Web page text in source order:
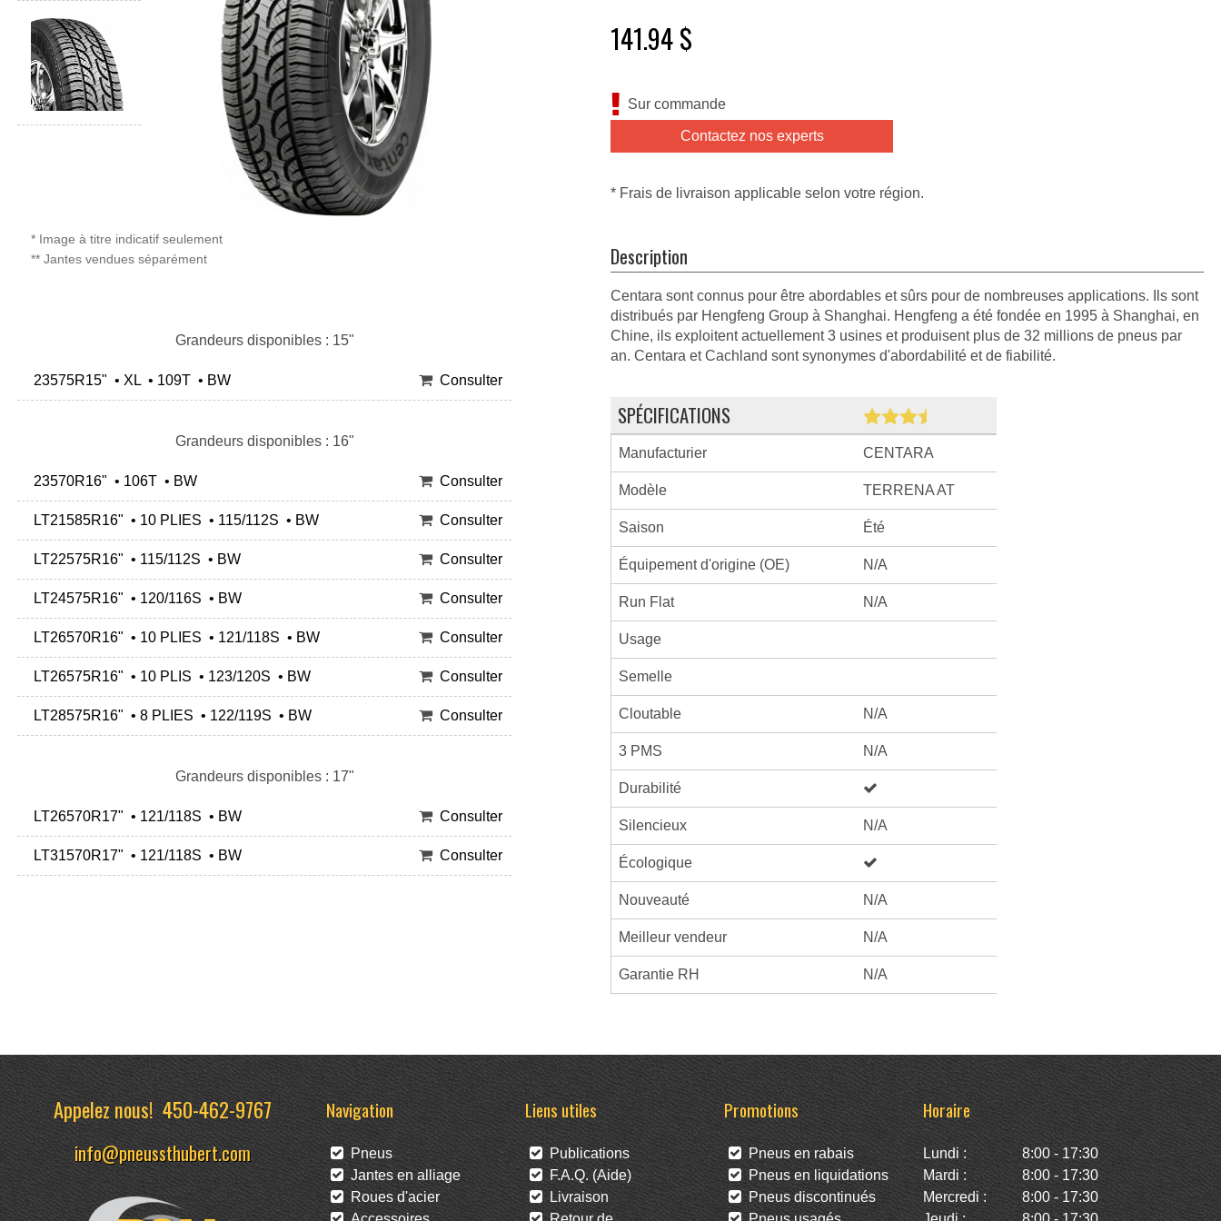
* Image à titre indicatif seulement
** Jantes vendues séparément
Grandeurs disponibles : 15"
23575R15" • XL • 109T • BW Consulter
Grandeurs disponibles : 16"
23570R16" • 106T • BW Consulter
LT21585R16" • 10 PLIES • 115/112S • BW Consulter
LT22575R16" • 115/112S • BW Consulter
LT24575R16" • 120/116S • BW Consulter
LT26570R16" • 10 PLIES • 121/118S • BW Consulter
LT26575R16" • 10 PLIS • 123/120S • BW Consulter
LT28575R16" • 8 PLIES • 122/119S • BW Consulter
Grandeurs disponibles : 17"
LT26570R17" • 121/118S • BW Consulter
LT31570R17" • 121/118S • BW Consulter
141.94 $
Sur commande
Contactez nos experts
* Frais de livraison applicable selon votre région.
Description
Centara sont connus pour être abordables et sûrs pour de nombreuses applications. Ils sont
distribués par Hengfeng Group à Shanghai. Hengfeng a été fondée en 1995 à Shanghai, en
Chine, ils exploitent actuellement 3 usines et produisent plus de 32 millions de pneus par
an. Centara et Cachland sont synonymes d'abordabilité et de fiabilité.
SPÉCIFICATIONS
Manufacturier CENTARA
Modèle TERRENA AT
Saison Été
Équipement d'origine (OE) N/A
Run Flat N/A
Usage
Semelle
Cloutable N/A
3 PMS N/A
Durabilité
Silencieux N/A
Écologique
Nouveauté N/A
Meilleur vendeur N/A
Garantie RH N/A
Appelez nous!450-462-9767
info@pneussthubert.com
Navigation
Pneus
Jantes en alliage
Roues d'acier
Liens utiles
Publications
F.A.Q. (Aide)
Livraison
Promotions
Pneus en rabais
Pneus en liquidations
Pneus discontinués
Horaire
Lundi :
8:00 - 17:30
Mardi :
8:00 - 17:30
Mercredi :
8:00 - 17:30